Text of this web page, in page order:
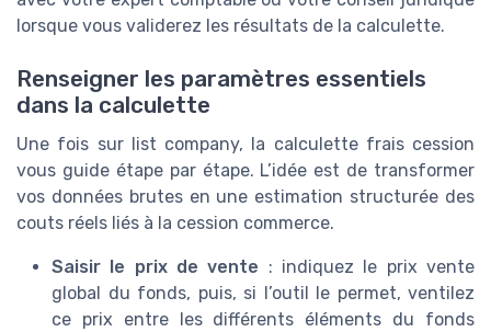
lorsque vous validerez les résultats de la calculette.
Renseigner les paramètres essentiels
dans la calculette
Une fois sur list company, la calculette frais cession
vous guide étape par étape. L’idée est de transformer
vos données brutes en une estimation structurée des
couts réels liés à la cession commerce.
Saisir le prix de vente : indiquez le prix vente
global du fonds, puis, si l’outil le permet, ventilez
ce prix entre les différents éléments du fonds